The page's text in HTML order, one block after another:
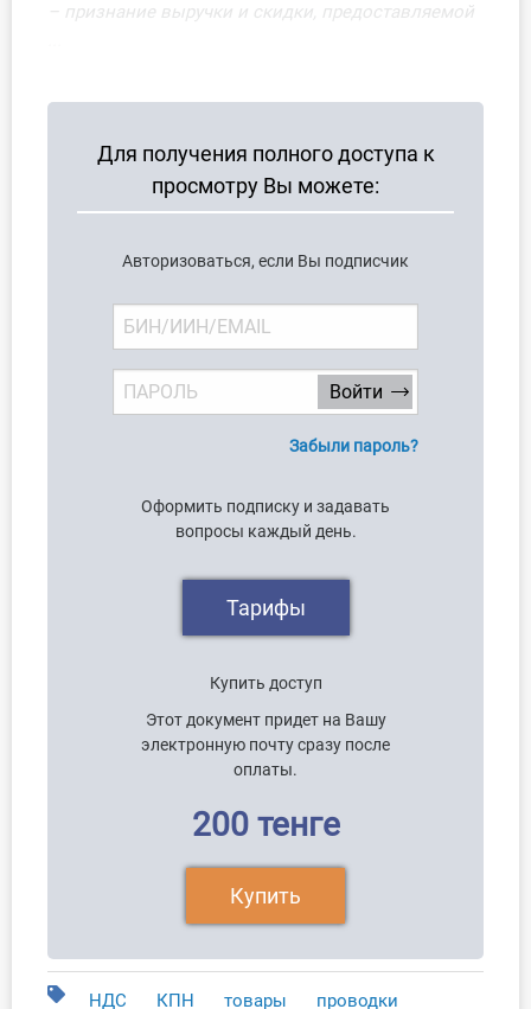
– признание выручки и скидки, предоставляемой
Для получения полного доступа к
просмотру Вы можете:
Авторизоваться, если Вы подписчик
Забыли пароль?
Оформить подписку и задавать
вопросы каждый день.
Тарифы
Купить доступ
Этот документ придет на Вашу
электронную почту сразу после
оплаты.
200 тенге
Купить
НДС КПН товары проводки